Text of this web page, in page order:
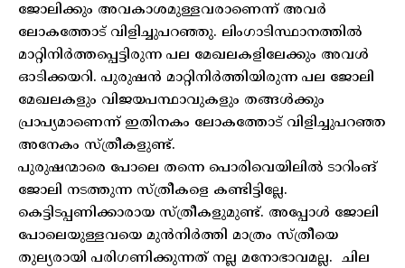
ജോലിക്കും അവകാശമുള്ളവരാണെന്ന് അവർ
ലോകത്തോട് വിളിച്ചുപറഞ്ഞു. ലിംഗാടിസ്ഥാനത്തിൽ
മാറ്റിനിർത്തപ്പെട്ടിരുന്ന പല മേഖലകളിലേക്കും അവൾ
ഓടിക്കയറി. പുരുഷൻ മാറ്റിനിർത്തിയിരുന്ന പല ജോലി
മേഖലകളും വിജയപന്ഥാവുകളും തങ്ങൾക്കും
പ്രാപ്യമാണെന്ന് ഇതിനകം ലോകത്തോട് വിളിച്ചുപറഞ്ഞ
അനേകം സ്ത്രീകളുണ്ട്.
പുരുഷന്മാരെ പോലെ തന്നെ പൊരിവെയിലിൽ ടാറിംങ്
ജോലി നടത്തുന്ന സ്ത്രീകളെ കണ്ടിട്ടില്ലേ.
കെട്ടിടപ്പണിക്കാരായ സ്ത്രീകളുമുണ്ട്. അപ്പോൾ ജോലി
പോലെയുള്ളവയെ മുൻനിർത്തി മാത്രം സ്ത്രീയെ
തുല്യരായി പരിഗണിക്കുന്നത് നല്ല മനോഭാവമല്ല. ചില